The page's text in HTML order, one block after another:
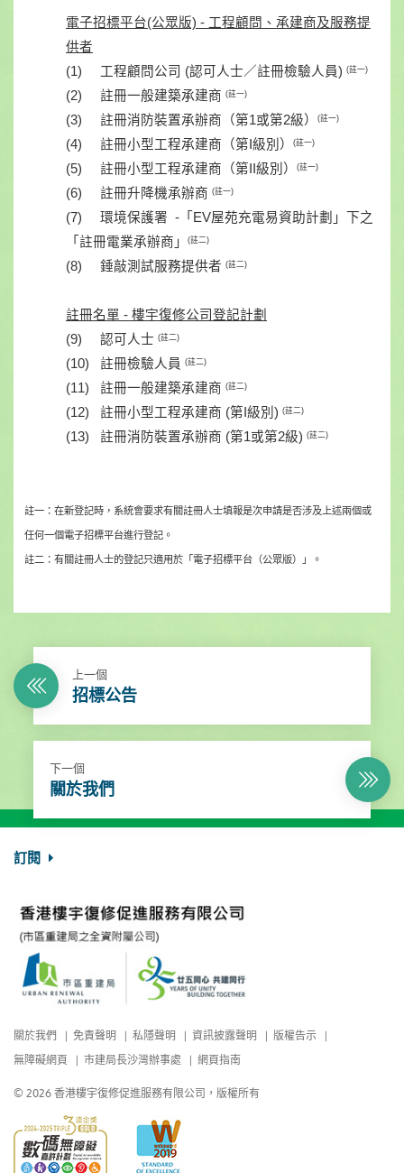
電子招標平台(公眾版) - 工程顧問、承建商及服務提
供者
(1) 工程顧問公司 (認可人士／註冊檢驗人員) (註一)
(2) 註冊一般建築承建商 (註一)
(3) 註冊消防裝置承辦商（第1或第2級） (註一)
(4) 註冊小型工程承建商（第I級別） (註一)
(5) 註冊小型工程承建商（第II級別） (註一)
(6) 註冊升降機承辦商 (註一)
(7) 環境保護署 -「EV屋苑充電易資助計劃」下之
「註冊電業承辦商」
(註二)
(8) 錘敲測試服務提供者 (註二)
註冊名單 - 樓宇復修公司登記計劃
(9) 認可人士 (註二)
(10) 註冊檢驗人員 (註二)
(11) 註冊一般建築承建商 (註二)
(12) 註冊小型工程承建商 (第I級別) (註二)
(13) 註冊消防裝置承辦商 (第1或第2級) (註二)
註一 ： 在新登記時 ， 系統會要求有關註冊人士填報是次申請是否涉及上述兩個或
任何 一個電子招標平台進行登記。
註二 ： 有關註冊人士的登記只適用於 「電子招標平台（公眾版） 」 。
上一個
招標公告
下一個
關於我們
訂閱
關於我們 免責聲明 私隱聲明 資訊披露聲明
版權告示
無障礙網頁
市建局長沙灣辦事處 網頁指南
© 2026 香港樓宇復修促進服務有限公司，版權所有